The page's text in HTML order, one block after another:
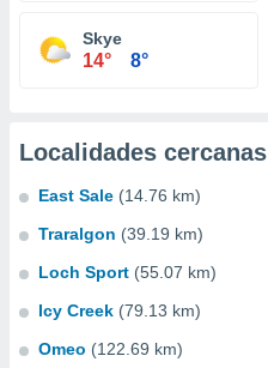
Skye
14° 8°
Localidades cercanas
East Sale (14.76 km)
Traralgon (39.19 km)
Loch Sport (55.07 km)
Icy Creek (79.13 km)
Omeo (122.69 km)